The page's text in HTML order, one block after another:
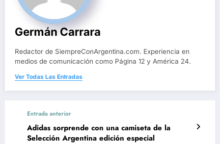
Germán Carrara
Redactor de SiempreConArgentina.com. Experiencia en
medios de comunicación como Página 12 y América 24.
Ver Todas Las Entradas
Entrada anterior
Adidas sorprende con una camiseta de la
Selección Argentina edición especial